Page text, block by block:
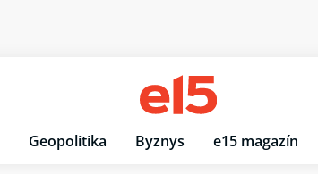
Geopolitika Byznys e15 magazín